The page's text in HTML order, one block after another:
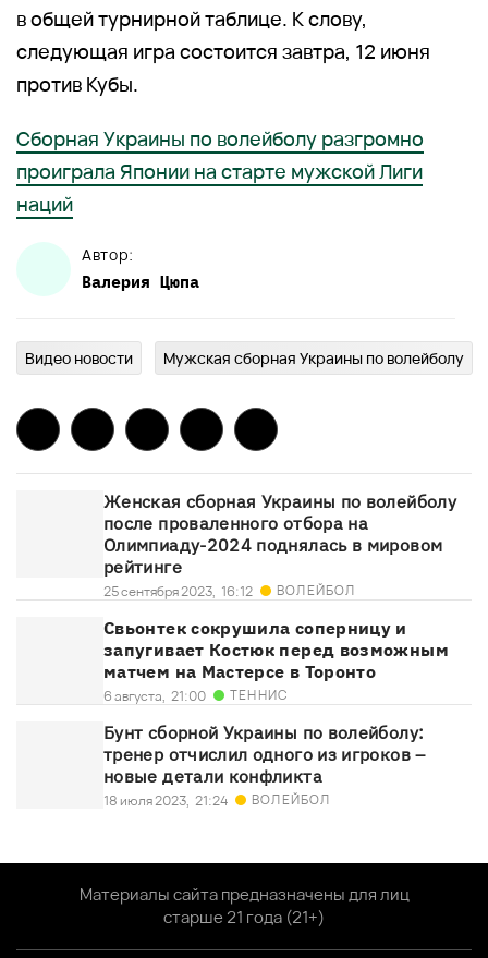
в общей турнирной таблице. К слову,
следующая игра состоится завтра, 12 июня
против Кубы.
Сборная Украины по волейболу разгромно
проиграла Японии на старте мужской Лиги
наций
Автор:
Валерия Цюпа
Видео новости Мужская сборная Украины по волейболу
Женская сборная Украины по волейболу
после проваленного отбора на
Олимпиаду-2024 поднялась в мировом
рейтинге
25 сентября 2023, 16:12 ВОЛЕЙБОЛ
Свьонтек сокрушила соперницу и
запугивает Костюк перед возможным
матчем на Мастерсе в Торонто
6 августа, 21:00 ТЕННИС
Бунт сборной Украины по волейболу:
тренер отчислил одного из игроков –
новые детали конфликта
18 июля 2023, 21:24 ВОЛЕЙБОЛ
Материалы сайта предназначены для лиц
старше 21 года (21+)